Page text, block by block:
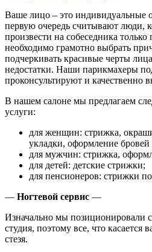
Ваше лицо – это индивидуальные
первую очередь считывают люди,
произвести на собеседника
необходимо грамотно выбрать
подчеркивать красивые черты
недостатки. Наши парикмахеры
проконсультируют и качественно
В нашем салоне мы предлагаем
услуги:
для женщин: стрижка,
укладки, оформление бровей
для мужчин: стрижка,
для детей: детские стрижки;
для пенсионеров: стрижки
— Ногтевой сервис —
Изначально мы позиционировали
студия, поэтому все, что касается
стезя.